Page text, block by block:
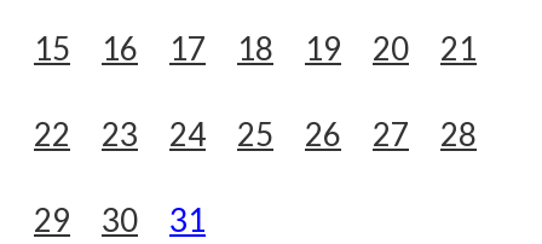
15
16 17 18 19 20
21
22
23 24 25 26 27
28
29
30 31